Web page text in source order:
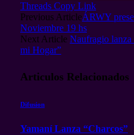
Threads Copy Link
Previous ArticleÁRWY
Noviembre 19 hs
Next Article Naufragio lanza
mi Hogar”
Articulos Relacionados
Difusion
Yamaní Lanza “Charcos”